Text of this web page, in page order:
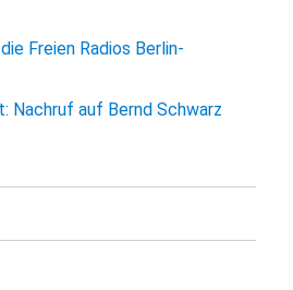
Freien Radios Berlin-
Nachruf auf Bernd Schwarz